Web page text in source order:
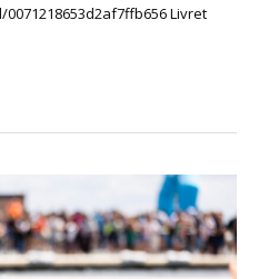
Livret